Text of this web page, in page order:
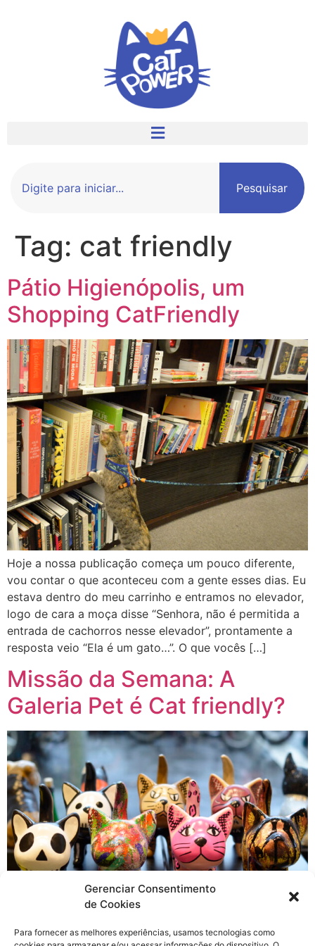
Gerenciar Consentimento
de Cookies
Para fornecer as melhores experiências, usamos tecnologias como
Pesquisar
Tag: cat friendly
Pátio Higienópolis, um
Shopping CatFriendly
Hoje a nossa publicação começa um pouco diferente,
vou contar o que aconteceu com a gente esses dias. Eu
estava dentro do meu carrinho e entramos no elevador,
logo de cara a moça disse “Senhora, não é permitida a
entrada de cachorros nesse elevador”, prontamente a
resposta veio “Ela é um gato…”. O que vocês […]
Missão da Semana: A
Galeria Pet é Cat friendly?
Já se passou quase um mês da inauguração da Galeria